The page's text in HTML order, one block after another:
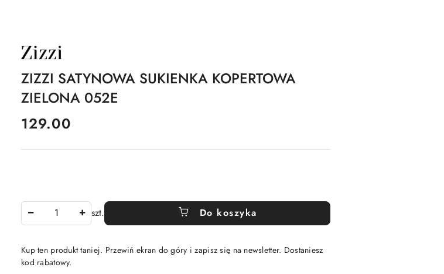
NAZWA
PRODUCENTA:
ZIZZI SATYNOWA SUKIENKA KOPERTOWA
ZIELONA 052E
cena:
129.00
szt. Do koszyka
Kup ten produkt taniej. Przewiń ekran do góry i zapisz się na newsletter. Dostaniesz
kod rabatowy.